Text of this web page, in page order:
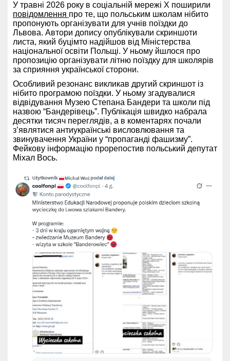
У травні 2026 року в соціальній мережі X поширили
повідомлення про те, що польським школам нібито
пропонують організувати для учнів поїздки до
Львова. Автори допису опублікували скриншоти
листа, який буцімто надійшов від Міністерства
національної освіти Польщі. У ньому йшлося про
пропозицію організувати літню поїздку для школярів
за сприяння української сторони.
Особливий резонанс викликав другий скриншот із
нібито програмою поїздки. У ньому згадувалися
відвідування Музею Степана Бандери та школи під
назвою “Бандерівець”. Публікація швидко набрала
десятки тисяч переглядів, а в коментарях почали
з’являтися антиукраїнські висловлювання та
звинувачення України у “пропаганді фашизму”.
Фейкову інформацію прорепостив польський депутат
Міхал Вось.